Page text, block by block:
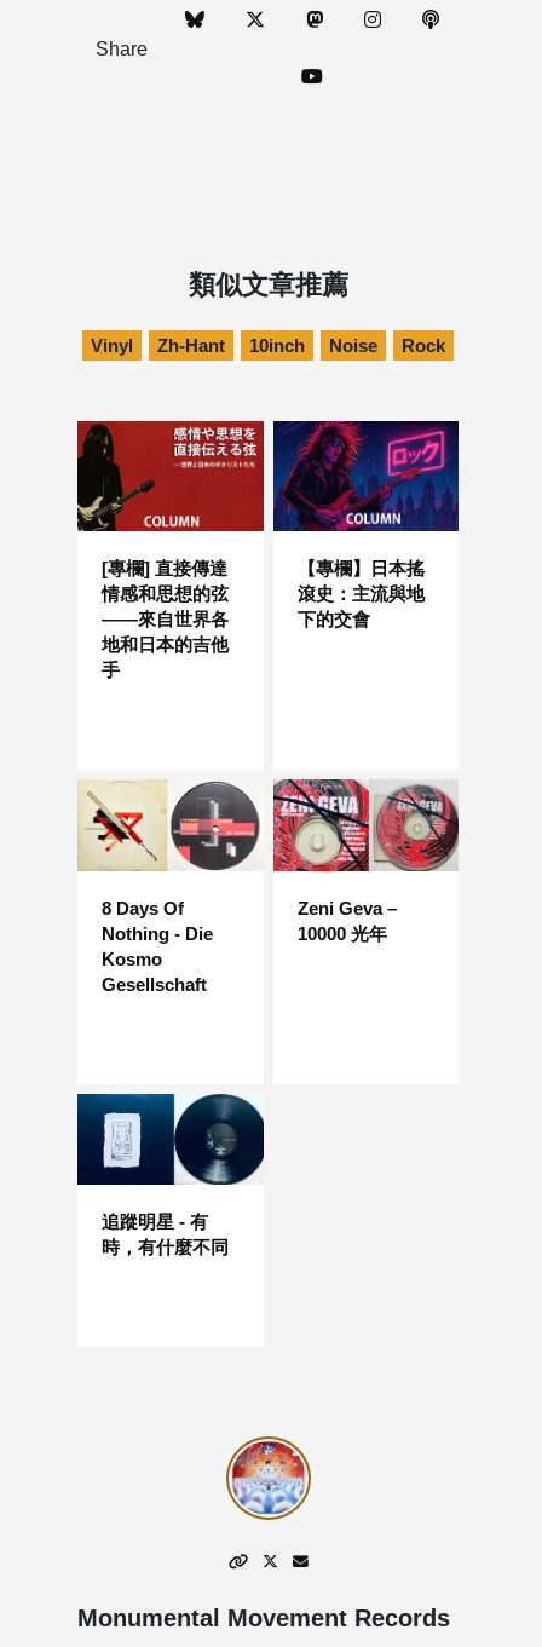
Share
類似文章推薦
Vinyl Zh-Hant 10inch Noise Rock
[專欄] 直接傳達
情感和思想的弦
——來自世界各
地和日本的吉他
手
【專欄】日本搖
滾史：主流與地
下的交會
8 Days Of
Nothing - Die
Kosmo
Gesellschaft
Zeni Geva –
10000 光年
追蹤明星 - 有
時，有什麼不同
Monumental Movement Records